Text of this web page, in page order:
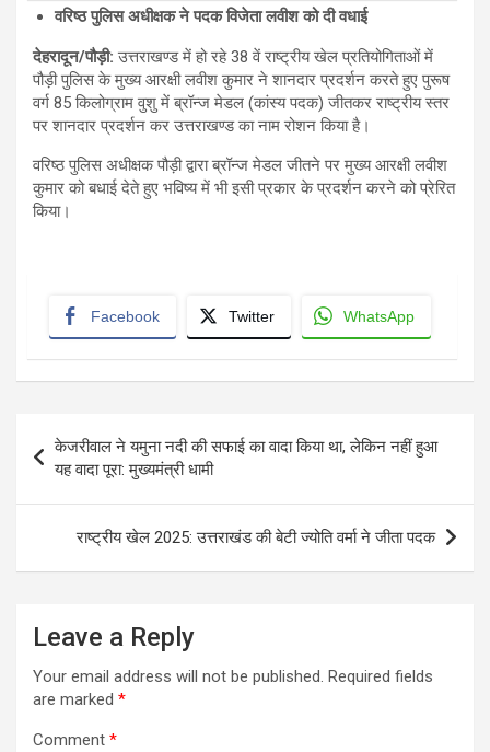
वरिष्ठ पुलिस अधीक्षक ने पदक विजेता लवीश को दी वधाई
देहरादून/पौड़ी: उत्तराखण्ड में हो रहे 38 वें राष्ट्रीय खेल प्रतियोगिताओं में
पौड़ी पुलिस के मुख्य आरक्षी लवीश कुमार ने शानदार प्रदर्शन करते हुए पुरूष
वर्ग 85 किलोग्राम वुशु में ब्रॉन्ज मेडल (कांस्य पदक) जीतकर राष्ट्रीय स्तर
पर शानदार प्रदर्शन कर उत्तराखण्ड का नाम रोशन किया है।
वरिष्ठ पुलिस अधीक्षक पौड़ी द्वारा ब्रॉन्ज मेडल जीतने पर मुख्य आरक्षी लवीश
कुमार को बधाई देते हुए भविष्य में भी इसी प्रकार के प्रदर्शन करने को प्रेरित
किया।
Facebook Twitter WhatsApp
Post
navigation
केजरीवाल ने यमुना नदी की सफाई का वादा किया था, लेकिन नहीं हुआ
यह वादा पूरा: मुख्यमंत्री धामी
राष्ट्रीय खेल 2025: उत्तराखंड की बेटी ज्योति वर्मा ने जीता पदक
Leave a Reply
Your email address will not be published. Required fields
are marked *
Comment *